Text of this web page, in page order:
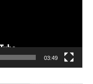
03:49